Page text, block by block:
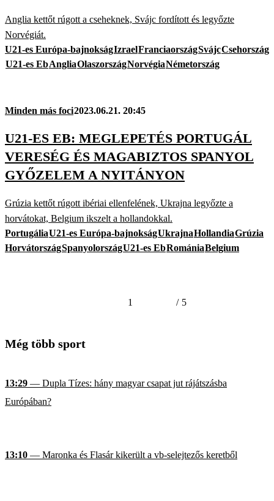
Anglia kettőt rúgott a cseheknek, Svájc fordított és legyőzte
Norvégiát.
U21-es Európa-bajnokságIzraelFranciaországSvájcCsehország
U21-es EbAngliaOlaszországNorvégiaNémetország
Minden más foci2023.06.21. 20:45
U21-ES EB: MEGLEPETÉS PORTUGÁL
VERESÉG ÉS MAGABIZTOS SPANYOL
GYŐZELEM A NYITÁNYON
Grúzia kettőt rúgott ibériai ellenfelének, Ukrajna legyőzte a
horvátokat, Belgium ikszelt a hollandokkal.
PortugáliaU21-es Európa-bajnokságUkrajnaHollandiaGrúzia
HorvátországSpanyolországU21-es EbRomániaBelgium
1 / 5
Még több sport
13:29 — Dupla Tízes: hány magyar csapat jut rájátszásba
Európában?
13:10 — Maronka és Flasár kikerült a vb-selejtezős keretből